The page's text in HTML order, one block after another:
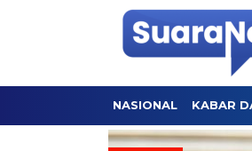
NASIONAL KABAR